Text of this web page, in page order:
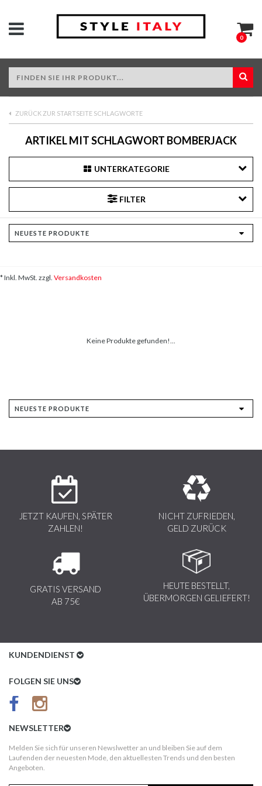
0
ZURÜCK ZUR STARTSEITE SCHLAGWORTE
ARTIKEL MIT SCHLAGWORT BOMBERJACK
UNTERKATEGORIE
FILTER
* Inkl. MwSt. zzgl. Versandkosten
Keine Produkte gefunden!...
JETZT KAUFEN, SPÄTER
ZAHLEN!
NICHT ZUFRIEDEN,
GELD ZURÜCK
GRATIS VERSAND
AB 75€
HEUTE BESTELLT,
ÜBERMORGEN GELIEFERT!
KUNDENDIENST
Kundenservice
AGB
Kundeninformationen
FOLGEN SIE UNS
NEWSLETTER
Melden Sie sich für unseren Newslwetter an und bleiben Sie auf dem
Laufenden der neuesten Mode, den aktuellesten Trends und den besten
Angeboten.